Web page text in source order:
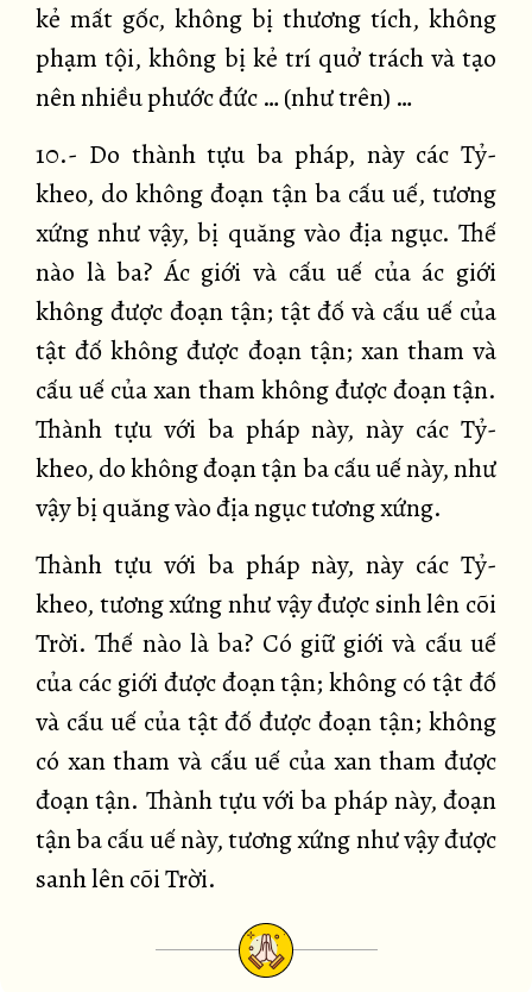
kẻ mất gốc, không bị thương tích, không
phạm tội, không bị kẻ trí quở trách và tạo
nên nhiều phước đức … (như trên) …
10.- Do thành tựu ba pháp, này các Tỷ-
kheo, do không đoạn tận ba cấu uế, tương
xứng như vậy, bị quăng vào địa ngục. Thế
nào là ba? Ác giới và cấu uế của ác giới
không được đoạn tận; tật đố và cấu uế của
tật đố không được đoạn tận; xan tham và
cấu uế của xan tham không được đoạn tận.
Thành tựu với ba pháp này, này các Tỷ-
kheo, do không đoạn tận ba cấu uế này, như
vậy bị quăng vào địa ngục tương xứng.
Thành tựu với ba pháp này, này các Tỷ-
kheo, tương xứng như vậy được sinh lên cõi
Trời. Thế nào là ba? Có giữ giới và cấu uế
của các giới được đoạn tận; không có tật đố
và cấu uế của tật đố được đoạn tận; không
có xan tham và cấu uế của xan tham được
đoạn tận. Thành tựu với ba pháp này, đoạn
tận ba cấu uế này, tương xứng như vậy được
sanh lên cõi Trời.